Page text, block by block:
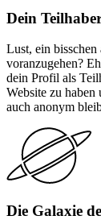
Dein
Lust, ein bisschen
voranzugehen?
dein Profil als
Website zu haben
auch anonym
Die Galaxie